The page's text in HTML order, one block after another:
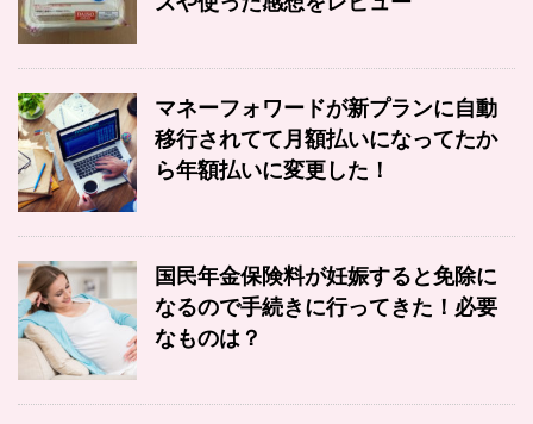
マネーフォワードが新プランに自動
移行されてて月額払いになってたか
ら年額払いに変更した！
国民年金保険料が妊娠すると免除に
なるので手続きに行ってきた！必要
なものは？